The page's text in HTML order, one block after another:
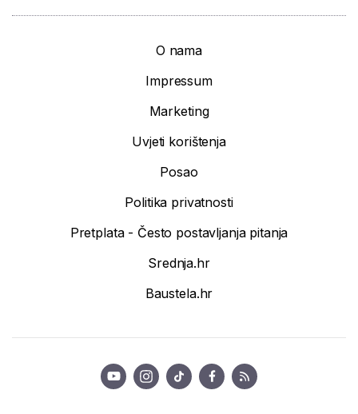
O nama
Impressum
Marketing
Uvjeti korištenja
Posao
Politika privatnosti
Pretplata - Često postavljanja pitanja
Srednja.hr
Baustela.hr